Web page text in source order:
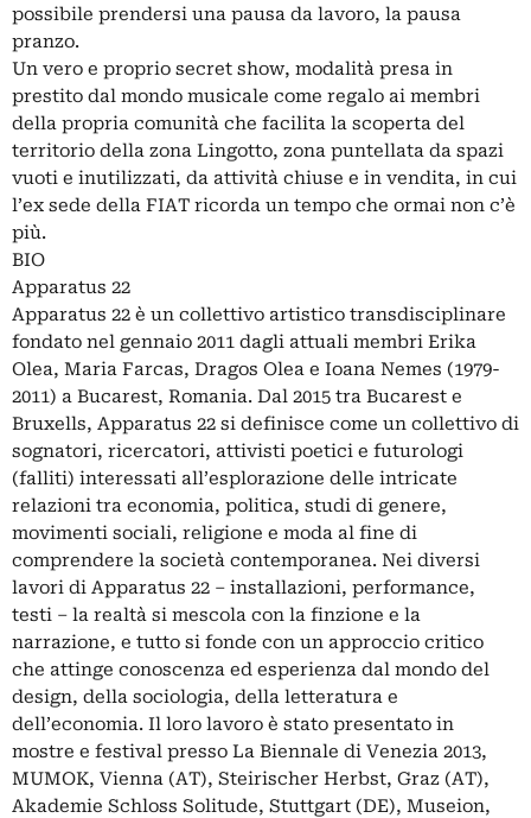
possibile prendersi una pausa da lavoro, la pausa
pranzo.
Un vero e proprio secret show, modalità presa in
prestito dal mondo musicale come regalo ai membri
della propria comunità che facilita la scoperta del
territorio della zona Lingotto, zona puntellata da spazi
vuoti e inutilizzati, da attività chiuse e in vendita, in cui
l’ex sede della FIAT ricorda un tempo che ormai non c’è
più.
BIO
Apparatus 22
Apparatus 22 è un collettivo artistico transdisciplinare
fondato nel gennaio 2011 dagli attuali membri Erika
Olea, Maria Farcas, Dragos Olea e Ioana Nemes (1979-
2011) a Bucarest, Romania. Dal 2015 tra Bucarest e
Bruxells, Apparatus 22 si definisce come un collettivo di
sognatori, ricercatori, attivisti poetici e futurologi
(falliti) interessati all’esplorazione delle intricate
relazioni tra economia, politica, studi di genere,
movimenti sociali, religione e moda al fine di
comprendere la società contemporanea. Nei diversi
lavori di Apparatus 22 – installazioni, performance,
testi – la realtà si mescola con la finzione e la
narrazione, e tutto si fonde con un approccio critico
che attinge conoscenza ed esperienza dal mondo del
design, della sociologia, della letteratura e
dell’economia. Il loro lavoro è stato presentato in
mostre e festival presso La Biennale di Venezia 2013,
MUMOK, Vienna (AT), Steirischer Herbst, Graz (AT),
Akademie Schloss Solitude, Stuttgart (DE), Museion,